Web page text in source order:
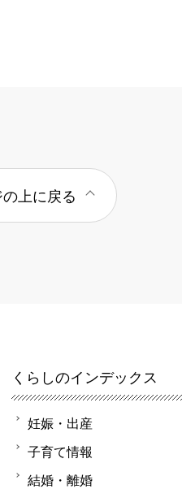
上に戻る
くらしのインデックス
妊娠・出産
子育て情報
結婚・離婚